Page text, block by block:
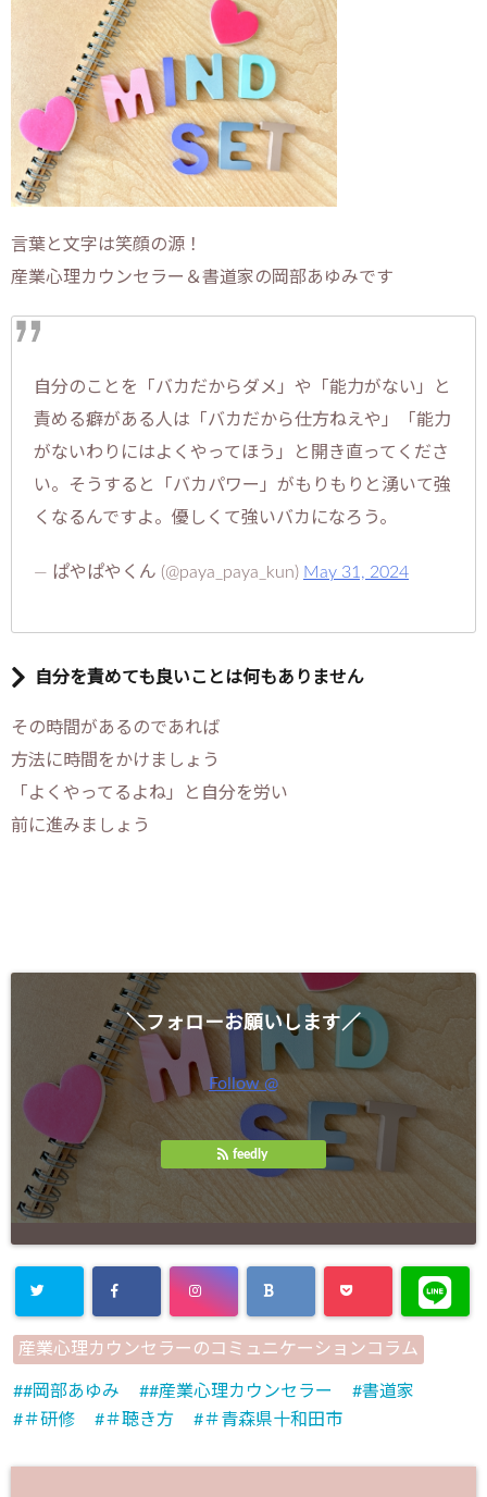
言葉と文字は笑顔の源！
産業心理カウンセラー＆書道家の岡部あゆみです
自分のことを「バカだからダメ」や「能力がない」と
責める癖がある人は「バカだから仕方ねえや」「能力
がないわりにはよくやってほう」と開き直ってくださ
い。そうすると「バカパワー」がもりもりと湧いて強
くなるんですよ。優しくて強いバカになろう。
— ぱやぱやくん (@paya_paya_kun) May 31, 2024
自分を責めても良いことは何もありません
その時間があるのであれば
方法に時間をかけましょう
「よくやってるよね」と自分を労い
前に進みましょう
＼フォローお願いします／
Follow @
feedly
産業心理カウンセラーのコミュニケーションコラム
#岡部あゆみ #産業心理カウンセラー
書道家
＃研修
＃聴き方 ＃青森県十和田市